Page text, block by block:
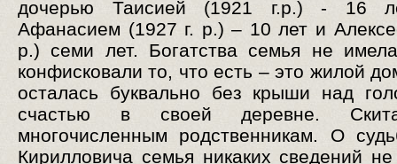
дочерью Таисией (1921 г.р.) - 16
Афанасием (1927 г. р.) – 10 лет и
р.) семи лет. Богатства семья не
конфисковали то, что есть – это жилой
осталась буквально без крыши над
счастью в своей деревне.
многочисленным родственникам. О
Кирилловича семья никаких сведений